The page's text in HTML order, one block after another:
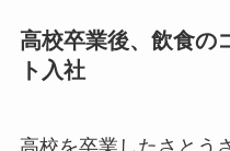
高校卒業後、飲食の
ト入社
高校を卒業したさとう